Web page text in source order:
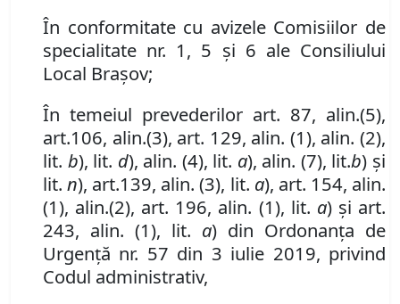
În conformitate cu avizele Comisiilor de
specialitate nr. 1, 5 și 6 ale Consiliului
Local Brașov;
În temeiul prevederilor art. 87, alin.(5),
art.106, alin.(3), art. 129, alin. (1), alin. (2),
lit. b), lit. d), alin. (4), lit. a), alin. (7), lit.b) şi
lit.n), art.139, alin. (3), lit. a), art. 154, alin.
(1), alin.(2), art. 196, alin. (1), lit. a) și art.
243, alin. (1), lit. a) din Ordonanța de
Urgență nr. 57 din 3 iulie 2019, privind
Codul administrativ,